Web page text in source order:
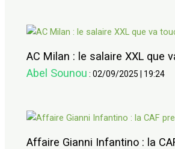
AC Milan : le salaire XXL que
Abel Sounou :02/09/2025 19:24
Affaire Gianni Infantino : la